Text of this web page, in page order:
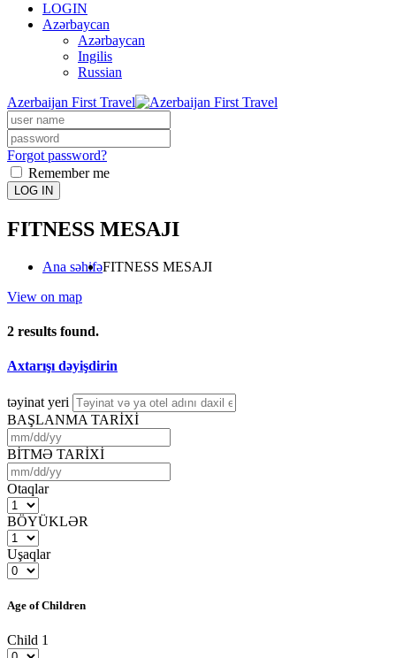
LOGIN
Azərbaycan
Azərbaycan
Ingilis
Russian
Azerbaijan First Travel
Forgot password?
Remember me
LOG IN
FITNESS MESAJI
Ana səhifəFITNESS MESAJI
View on map
2 results found.
Axtarışı dəyişdirin
təyinat yeri
BAŞLANMA TARİXİ
BİTMƏ TARİXİ
Otaqlar
BÖYÜKLƏR
Uşaqlar
Age of Children
Child 1